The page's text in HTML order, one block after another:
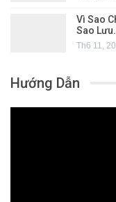
Vì Sao
Sao
Th6 11,
Hướng Dẫn